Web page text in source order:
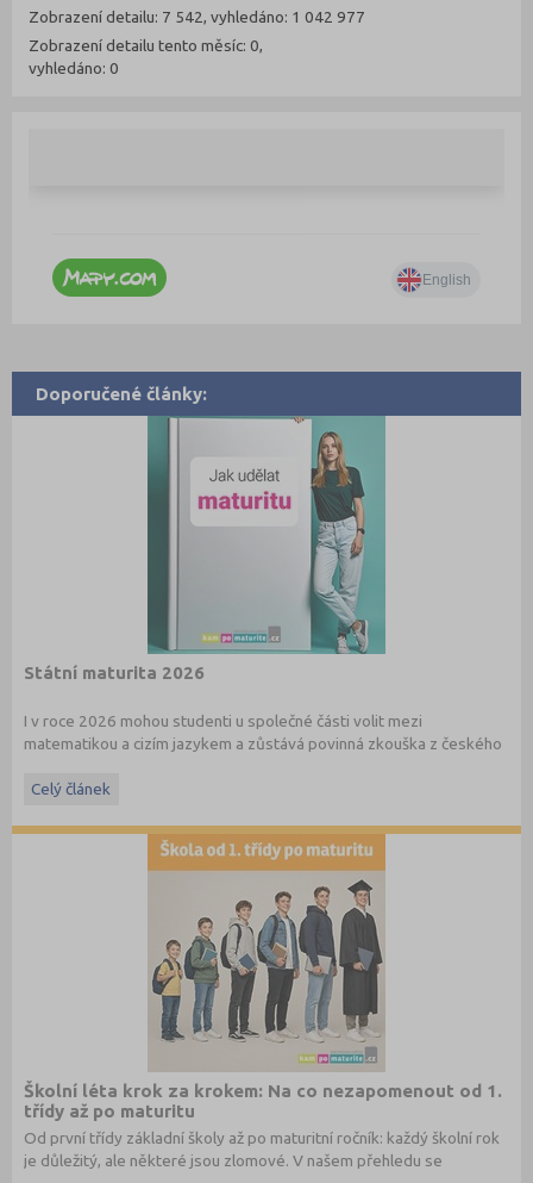
Zobrazení detailu: 7 542, vyhledáno: 1 042 977
Zobrazení detailu tento měsíc: 0,
vyhledáno: 0
Doporučené články:
Státní maturita 2026
I v roce 2026 mohou studenti u společné části volit mezi
matematikou a cizím jazykem a zůstává povinná zkouška z českého
informacemi.
Celý článek
Školní léta krok za krokem: Na co nezapomenout od 1.
třídy až po maturitu
Od první třídy základní školy až po maturitní ročník: každý školní rok
je důležitý, ale některé jsou zlomové. V našem přehledu se